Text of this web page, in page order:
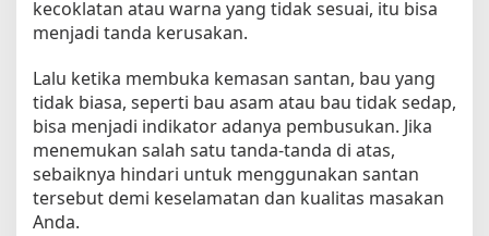
kecoklatan atau warna yang tidak sesuai, itu bisa
menjadi tanda kerusakan.
Lalu ketika membuka kemasan santan, bau yang
tidak biasa, seperti bau asam atau bau tidak sedap,
bisa menjadi indikator adanya pembusukan. Jika
menemukan salah satu tanda-tanda di atas,
sebaiknya hindari untuk menggunakan santan
tersebut demi keselamatan dan kualitas masakan
Anda.